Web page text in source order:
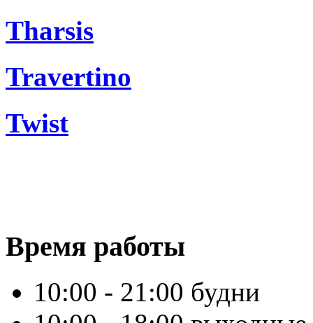
Tharsis
Travertino
Twist
Время работы
10:00 - 21:00 будни